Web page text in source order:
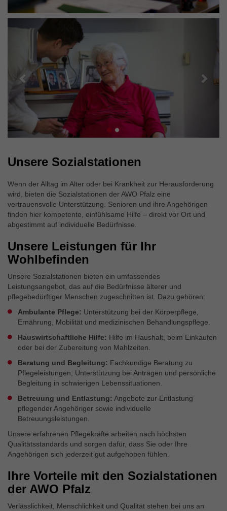
Zurück
Unsere Sozialstationen
Wenn der Alltag im Alter oder bei Krankheit zur Herausforderung
wird, bieten die Sozialstationen der AWO Pfalz eine
vertrauensvolle Unterstützung. Senioren und ihre Angehörigen
finden hier kompetente, einfühlsame Hilfe – direkt vor Ort und
abgestimmt auf individuelle Bedürfnisse.
Unsere Leistungen für Ihr
Wohlbefinden
Unsere Sozialstationen bieten ein umfassendes
Leistungsangebot, das auf die Bedürfnisse älterer und
pflegebedürftiger Menschen zugeschnitten ist. Dazu gehören:
Ambulante Pflege: Unterstützung bei der Körperpflege,
Ernährung, Mobilität und medizinischen Behandlungspflege.
Hauswirtschaftliche Hilfe: Hilfe im Haushalt, beim Einkaufen
oder bei der Zubereitung von Mahlzeiten.
Beratung und Begleitung: Fachkundige Beratung zu
Pflegeleistungen, Unterstützung bei Anträgen und persönliche
Begleitung in schwierigen Lebenssituationen.
Betreuung und Entlastung: Angebote zur Entlastung
pflegender Angehöriger sowie individuelle
Betreuungsleistungen.
Unsere erfahrenen Pflegekräfte arbeiten nach höchsten
Qualitätsstandards und sorgen dafür, dass Sie oder Ihre
Angehörigen sich jederzeit gut aufgehoben fühlen.
Ihre Vorteile mit den Sozialstationen
der AWO Pfalz
Verlässlichkeit, Menschlichkeit und Qualität stehen bei uns an
Externe Inhalte
Wir verwenden auf unserer Website externe Inhalte, um
Ihnen zusätzliche Informationen anzubieten.